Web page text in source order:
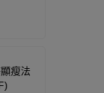
瘦法